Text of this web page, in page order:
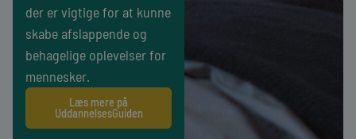
der er vigtige for at kunne
skabe afslappende og
behagelige oplevelser for
mennesker.
Læs mere på
UddannelsesGuiden